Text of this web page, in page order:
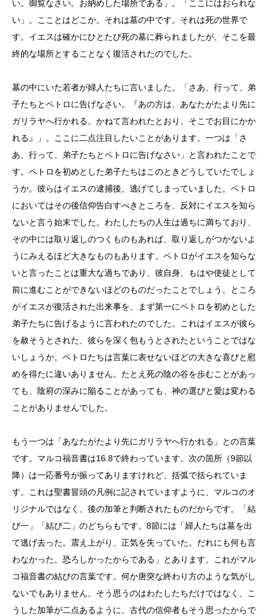
い。御覧なさい。お納めした場所である」。「ここにはおられな
い」。こことはどこか。それは墓の中です。それは死の世界で
す。イエスは確かにひとたび死の墓に葬られましたが、そこを最
終的な場所とすることなく復活されたのでした。
墓の中にいた若者が婦人たちに言いました。「さあ、行って、弟
子たちとペトロに告げなさい。『あの方は、あなたがたより先に
ガリラヤへ行かれる。かねて言われたとおり、そこでお目にかか
れる』」。ここに二点注目したいことがあります。一つは「さ
あ、行って、弟子たちとペトロに告げなさい」と言われたことで
す。ペトロを初めとした弟子たちはこのときどうしていたでしょ
うか。彼らはイエスの逮捕後、逃げてしまっていました。ペトロ
においてはその後信仰告白すべきところを、反対にイエスを知ら
ないと言う始末でした。わたしたちの人生は過ちに満ちており、
その中には取り返しのつくものもあれば、取り返しがつかないよ
うにみえるほど大きなものもあります。ペトロがイエスを知らな
いと言ったことは重大な過ちであり、彼自身、もはや使徒として
前に進むことができないほどのものだったことでしょう。ところ
がイエスが復活された出来事を、まず第一にペトロを初めとした
弟子たちに告げるように言われたのでした。これはイエスが彼ら
を赦そうとされた、彼らを深く包もうとされたということではな
いしょうか。ペトロたちは言葉に表せないほどの大きな喜びと慰
めを得たに違いありません。たとえ死の陰の谷を歩むことがあっ
ても、陰府の深みに陥ることがあっても、神の選びと愛は変わる
ことがありませんでした。
もう一つは「あなたがたより先にガリラヤへ行かれる」との言葉
です。マルコ福音書は16.8で終わっています。次の箇所（9節以
降）は一応番号が振ってありますけれど、括弧で括られていま
す。これは聖書冒頭の凡例に記されていますように、マルコのオ
リジナルではなく、後の加筆と判断されたものだからです。「結
び一」「結び二」のどちらもです。 8節には「婦人たちは墓を出
て逃げ去った。震え上がり、正気を失っていた。だれにも何も言
わなかった。恐ろしかったからである」とあります。これがマル
コ福音書の結びの言葉です。何か唐突な終わり方のような気がし
ないでもありません。そう思うのはわたしたちだけではなく、こ
うした加筆が二点あるように、古代の信仰者もそう思ったからで